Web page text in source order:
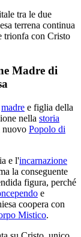
tra le due
terrena continua
trionfa con Cristo
Madre di
madre e figlia della
nella storia
nuovo Popolo di
e l'incarnazione
la conseguente
figura, perché
e
coopera con
Mistico.